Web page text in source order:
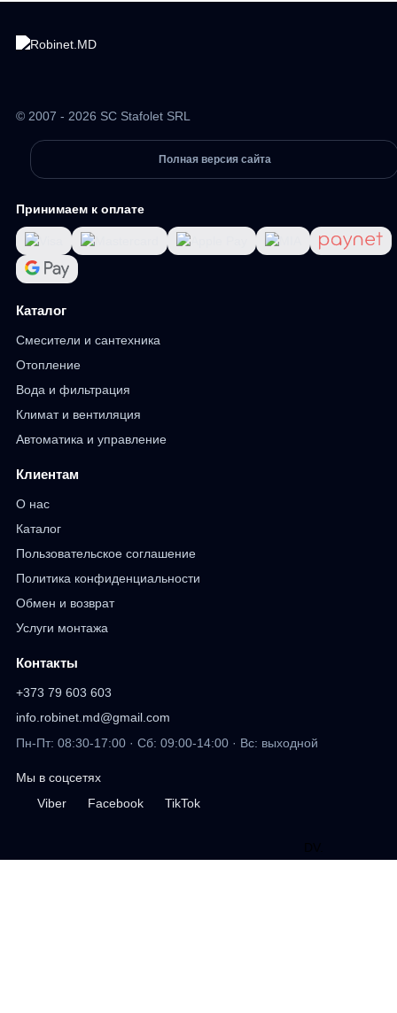
© 2007 - 2026 SC Stafolet SRL
Полная версия сайта
Принимаем к оплате
Каталог
Смесители и сантехника
Отопление
Вода и фильтрация
Климат и вентиляция
Автоматика и управление
Клиентам
О нас
Каталог
Пользовательское соглашение
Политика конфиденциальности
Обмен и возврат
Услуги монтажа
Контакты
+373 79 603 603
info.robinet.md@gmail.com
Пн-Пт: 08:30-17:00 · Сб: 09:00-14:00 · Вс: выходной
Мы в соцсетях
Viber
Facebook TikTok